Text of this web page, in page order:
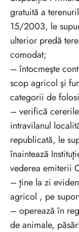
gratuită a
15/2003, le
ulterior predă
comodat;
– întocmeşte
scop agricol şi
categorii de
– verifică
intravilanul
republicată, le
înaintează
vederea emiterii
– ţine la zi
agricol , pe
– operează în
de animale,